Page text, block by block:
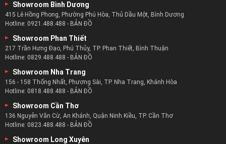
Showroom Bình Dương
415 Lê Hồng Phong, Phường Phú Hòa, Thủ Dầu Một, Bình Dương
Hotline: 0921.488.488 - BẢN ĐỒ
Showroom Phan Thiết
217 Trần Hưng Đạo, Phú Thủy, TP. Phan Thiết, Bình Thuận
Hotline: 0829.488.488 - BẢN ĐỒ
Showroom Nha Trang
156 - 158 Thống Nhất, Phương Sài, TP. Nha Trang, Khánh Hòa
Hotline: 0818.488.488 - BẢN ĐỒ
Showroom Cần Thơ
136 Nguyễn Văn Cừ, An Khánh, Quận Ninh Kiều, TP. Cần Thơ
Hotline: 0823.488.488 - BẢN ĐỒ
Showroom Long Xuyên